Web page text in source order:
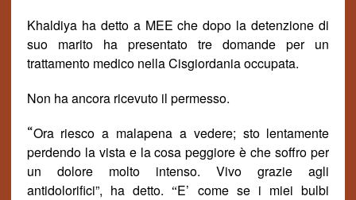
Khaldiya ha detto a MEE che dopo la detenzione di
suo marito ha presentato tre domande per un
trattamento medico nella Cisgiordania occupata.
Non ha ancora ricevuto il permesso.
“Ora riesco a malapena a vedere; sto lentamente
perdendo la vista e la cosa peggiore è che soffro per
un dolore molto intenso. Vivo grazie agli
antidolorifici”, ha detto.“E’ come se i miei bulbi